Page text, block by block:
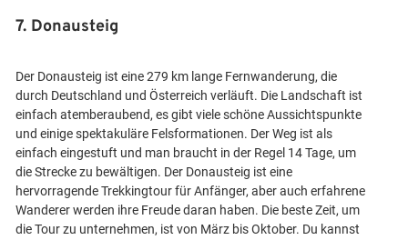
7. Donausteig
Der Donausteig ist eine 279 km lange Fernwanderung, die
durch Deutschland und Österreich verläuft. Die Landschaft ist
einfach atemberaubend, es gibt viele schöne Aussichtspunkte
und einige spektakuläre Felsformationen. Der Weg ist als
einfach eingestuft und man braucht in der Regel 14 Tage, um
die Strecke zu bewältigen. Der Donausteig ist eine
hervorragende Trekkingtour für Anfänger, aber auch erfahrene
Wanderer werden ihre Freude daran haben. Die beste Zeit, um
die Tour zu unternehmen, ist von März bis Oktober. Du kannst